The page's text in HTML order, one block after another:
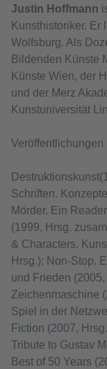
Justin Hoffmann
Kunsthistoriker. Er
Wolfsburg. Als
Bildenden Künste
Künste Wien, der
und der Merz
Kunstuniversität
Veröffentlichungen
Schriften.
Mörder. Ein
(1999, Hrsg.
& Characters.
Hrsg.); Non-Stop.
und Frieden
Zeichenmaschine
Spiel in der
Fiction (2007,
Tribute to Gustav
Best of 50 Years